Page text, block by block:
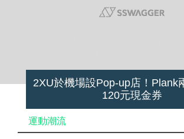
2XU於機場設Pop-up店！Plank
120元現金券
運動潮流